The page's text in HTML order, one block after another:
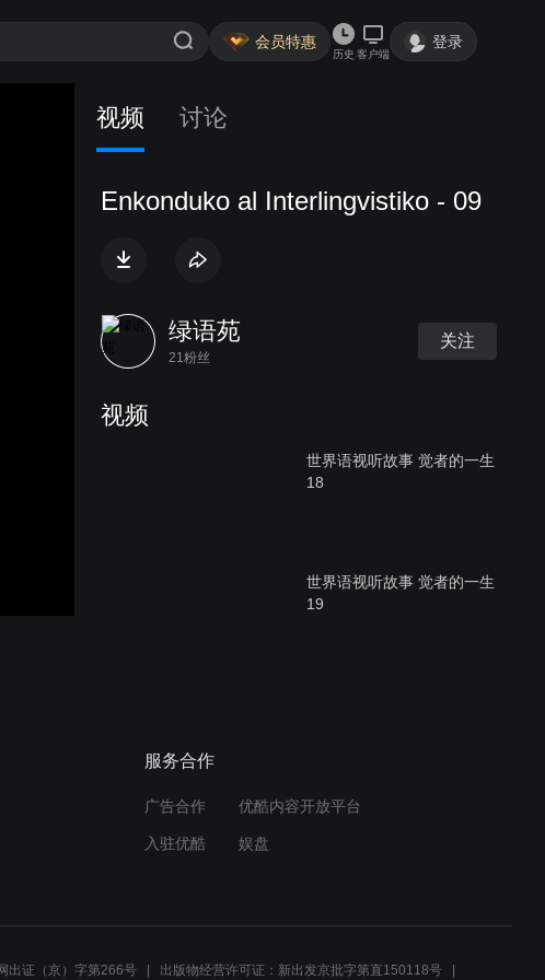
会员特惠
历史 客户端
登录
视频 讨论
Enkonduko al Interlingvistiko - 09
绿语苑
21粉丝
关注
视频
世界语视听故事 觉者的一生
18
世界语视听故事 觉者的一生
19
15
服务合作
广告合作 优酷内容开放平台
入驻优酷 娱盘
出证（京）字第266号 出版物经营许可证：新出发京批字第直150118号